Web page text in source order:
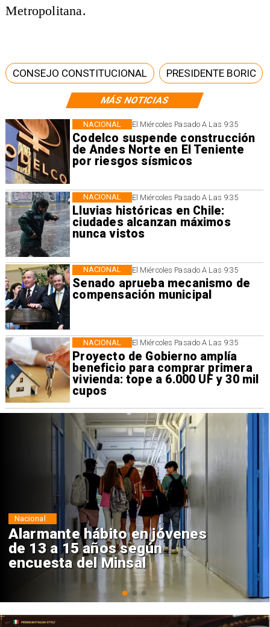
MÁS NOTICIAS
El Miércoles Pasado A Las 9:35
Codelco suspende construcción
de Andes Norte en El Teniente
por riesgos sísmicos
NACIONAL
El Miércoles Pasado A Las 9:35
Lluvias históricas en Chile:
ciudades alcanzan máximos
nunca vistos
NACIONAL
El Miércoles Pasado A Las 9:35
Senado aprueba mecanismo de
compensación municipal
NACIONAL
El Miércoles Pasado A Las 9:35
Proyecto de Gobierno amplía
beneficio para comprar primera
vivienda: tope a 6.000 UF y 30 mil
cupos
NACIONAL
Metropolitana.
CONSEJO CONSTITUCIONAL PRESIDENTE BORIC
Aprueban creación del Parque
Sebastián Piñera con inversión
de $4 mil millones
Regiones